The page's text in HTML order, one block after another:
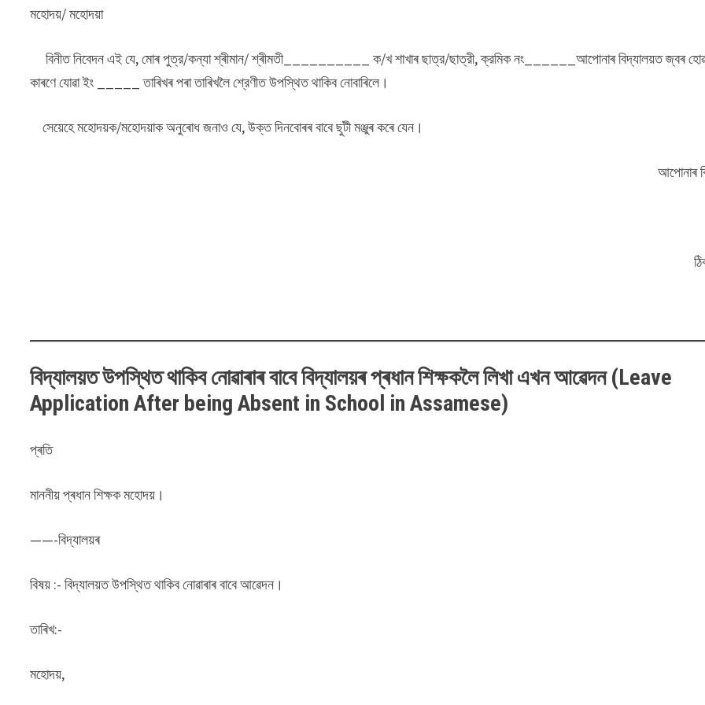
মহোদয়/ মহোদয়া
বিনীত নিবেদন এই যে, মােৰ পুত্র/কন্যা শ্ৰীমান/ শ্ৰীমতী__________ ক/খ শাখাৰ ছাত্র/ছাত্রী, ক্রমিক নং______আপােনাৰ বিদ্যালয়ত জ্বৰ
কাৰণে যোৱা ইং _____ তাৰিখৰ পৰা তাৰিখলৈ শ্রেণীত উপস্থিত থাকিব নােবাৰিলে।
সেয়েহে মহােদয়ক/মহােদয়াক অনুৰোধ জনাও যে, উক্ত দিনবােৰৰ বাবে ছুটী মঞ্জুৰ কৰে যেন।
আপােনাৰ
বিদ্যালয়ত উপস্থিত থাকিব নোৱাৰাৰ বাবে বিদ্যালয়ৰ প্ৰধান শিক্ষকলৈ লিখা এখন আৱেদন (Leave
Application After being Absent in School in Assamese)
প্ৰতি
মাননীয় প্ৰধান শিক্ষক মহোদয়।
——-বিদ্যালয়ৰ
বিষয় :- বিদ্যালয়ত উপস্থিত থাকিব নোৱাৰাৰ বাবে আৱেদন।
তাৰিখ:-
মহোদয়,